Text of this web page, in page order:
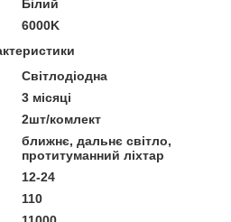
Білий
6000K
Світлодіодна
3 місяці
2шт/комлект
ближнє, дальнє світло,
протитуманний ліхтар
12-24
110